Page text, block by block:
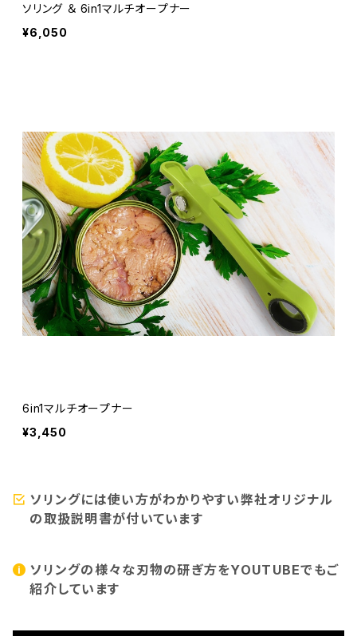
ソリング ＆ 6in1マルチオープナー
¥6,050
6in1マルチオープナー
¥3,450
ソリングには使い方がわかりやすい弊社オリジナル
の取扱説明書が付いています
ソリングの様々な刃物の研ぎ方をYOUTUBEでもご
紹介しています